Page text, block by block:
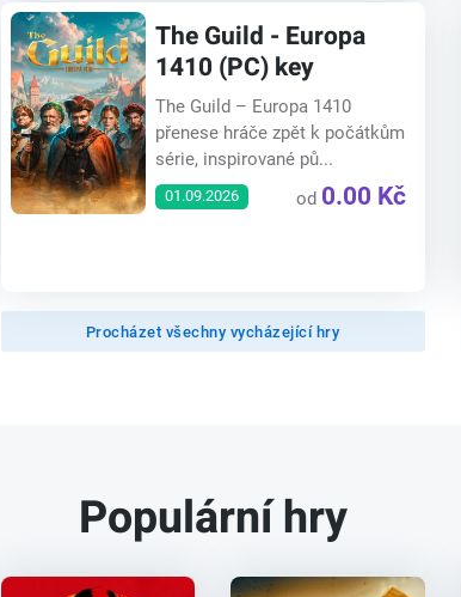
The Guild - Europa
1410 (PC) key
The Guild – Europa 1410
přenese hráče zpět k počátkům
série, inspirované pů...
01.09.2026 od 0.00 Kč
Procházet všechny vycházející hry
Populární hry